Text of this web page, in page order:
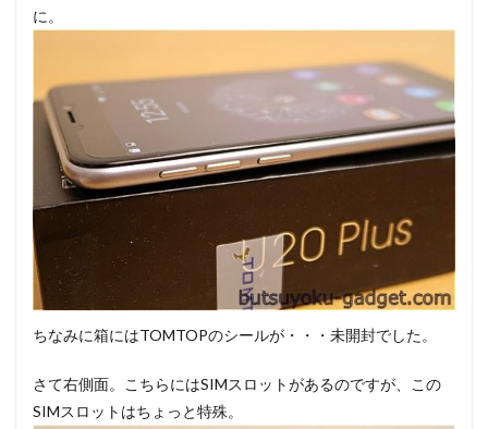
に。
ちなみに箱にはTOMTOPのシールが・・・未開封でした。
さて右側面。こちらにはSIMスロットがあるのですが、この
SIMスロットはちょっと特殊。